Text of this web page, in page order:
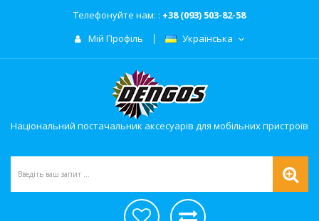
Телефонуйте нам: : +38 (093) 503-82-58
Мій Профіль
Українська
Національний постачальник аксесуарів для мобільних пристроїв